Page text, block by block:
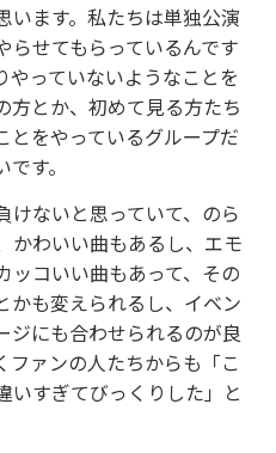
ます。私たちは単独公演
らせてもらっているんです
やっていないようなことを
方とか、初めて見る方たち
とをやっているグループだ
す。
ないと思っていて、のら
かわいい曲もあるし、エモ
ッコいい曲もあって、その
かも変えられるし、イベン
ジにも合わせられるのが良
ファンの人たちからも「こ
いすぎてびっくりした」と